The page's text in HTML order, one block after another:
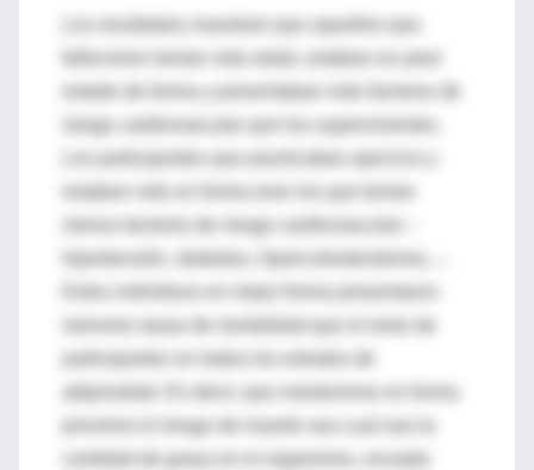
Los resultados muestran que aquellos que
riesgo cardiovascular que los supervivientes.
menos factores de riesgo cardiovascular –
previene el riesgo de muerte sea cual sea la
cantidad de grasa en el organismo, excepto